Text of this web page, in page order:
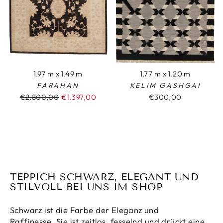
1.97 m x 1.49 m
FARAHAN
Normaler
€2.800,00 Sonderpreis
€1.397,00
1.77 m x 1.20 m
KELIM GASHGAI
€300,00
TEPPICH SCHWARZ, ELEGANT UND
STILVOLL BEI UNS IM SHOP
Schwarz ist die Farbe der Eleganz und